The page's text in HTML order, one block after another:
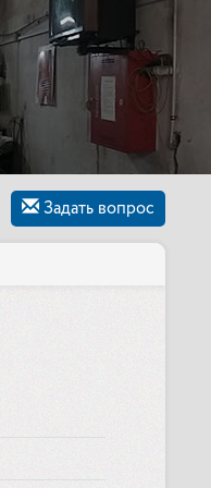
Задать вопрос